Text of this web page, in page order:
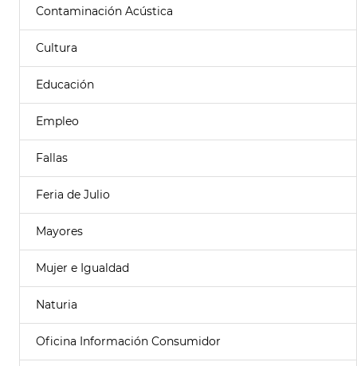
Contaminación Acústica
Cultura
Educación
Empleo
Fallas
Feria de Julio
Mayores
Mujer e Igualdad
Naturia
Oficina Información Consumidor